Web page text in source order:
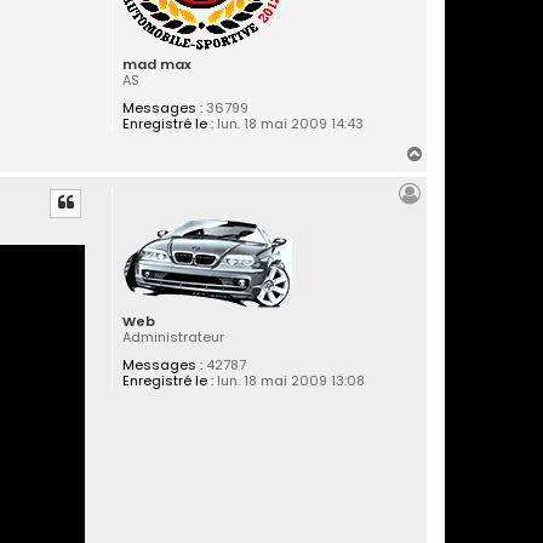
mad max
AS
Messages :36799
Enregistré le :lun. 18 mai 2009 14:43
Web
Administrateur
Messages :42787
Enregistré le :lun. 18 mai 2009 13:08